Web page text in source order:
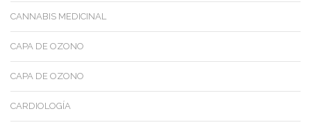
CANNABIS MEDICINAL
CAPA DE OZONO
CAPA DE OZONO
CARDIOLOGÍA